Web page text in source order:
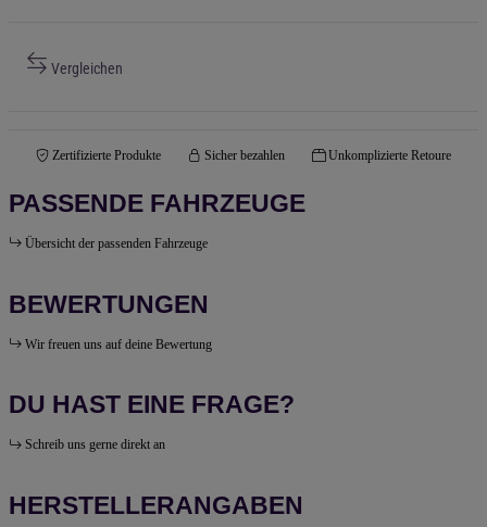
Vergleichen
Zertifizierte Produkte Sicher bezahlen Unkomplizierte Retoure
PASSENDE FAHRZEUGE
Übersicht der passenden Fahrzeuge
BEWERTUNGEN
Wir freuen uns auf deine Bewertung
DU HAST EINE FRAGE?
Schreib uns gerne direkt an
HERSTELLERANGABEN